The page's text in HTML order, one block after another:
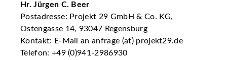
Hr. Jürgen C. Beer
Postadresse: Projekt 29 GmbH & Co. KG,
Ostengasse 14, 93047 Regensburg
Kontakt: E-Mail an anfrage (at) projekt29.de
Telefon: +49 (0)941-2986930